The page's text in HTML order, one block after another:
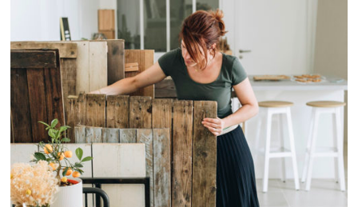
LIRE L'ARTICLE
12 7446